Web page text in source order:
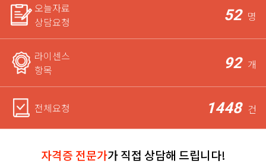
오늘자료
상담요청
52 명
라이센스
항목
92 개
전체요청 1448 건
자격증 전문가가 직접 상담해 드립니다!